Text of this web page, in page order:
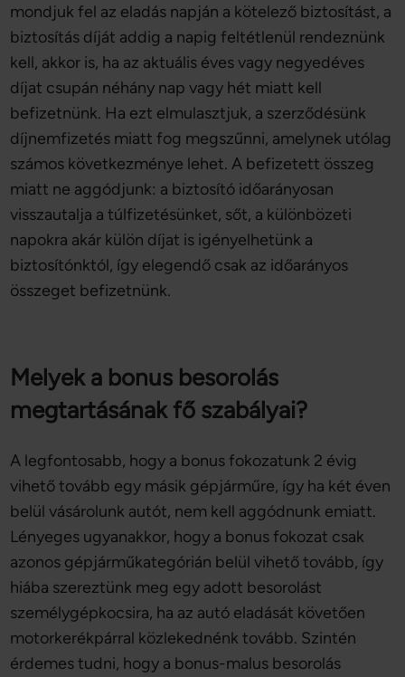
mondjuk fel az eladás napján a kötelező biztosítást, a
biztosítás díját addig a napig feltétlenül rendeznünk
kell, akkor is, ha az aktuális éves vagy negyedéves
díjat csupán néhány nap vagy hét miatt kell
befizetnünk. Ha ezt elmulasztjuk, a szerződésünk
díjnemfizetés miatt fog megszűnni, amelynek utólag
számos következménye lehet. A befizetett összeg
miatt ne aggódjunk: a biztosító időarányosan
visszautalja a túlfizetésünket, sőt, a különbözeti
napokra akár külön díjat is igényelhetünk a
biztosítónktól, így elegendő csak az időarányos
összeget befizetnünk.
Melyek a bonus besorolás
megtartásának fő szabályai?
A legfontosabb, hogy a bonus fokozatunk 2 évig
vihető tovább egy másik gépjárműre, így ha két éven
belül vásárolunk autót, nem kell aggódnunk emiatt.
Lényeges ugyanakkor, hogy a bonus fokozat csak
azonos gépjárműkategórián belül vihető tovább, így
hiába szereztünk meg egy adott besorolást
személygépkocsira, ha az autó eladását követően
motorkerékpárral közlekednénk tovább. Szintén
érdemes tudni, hogy a bonus-malus besorolás